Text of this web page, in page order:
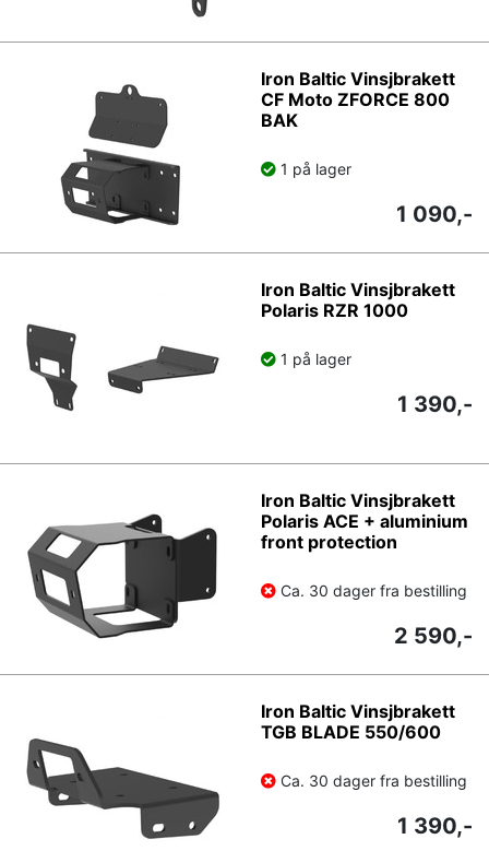
Iron Baltic Vinsjbrakett
CF Moto ZFORCE 800
BAK
1 på lager
1 090,-
Iron Baltic Vinsjbrakett
Polaris RZR 1000
1 på lager
1 390,-
Iron Baltic Vinsjbrakett
Polaris ACE + aluminium
front protection
Ca. 30 dager fra bestilling
2 590,-
Iron Baltic Vinsjbrakett
TGB BLADE 550/600
Ca. 30 dager fra bestilling
1 390,-